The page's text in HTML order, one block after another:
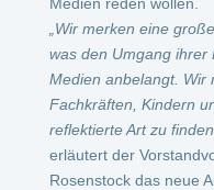
„Wir merken eine
was den Umgang ihrer
Medien anbelangt. Wir
Fachkräften, Kindern
reflektierte Art zu
erläutert der
Rosenstock das neue